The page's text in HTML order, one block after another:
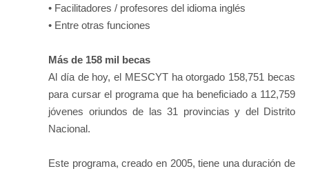
• Facilitadores / profesores del idioma inglés
• Entre otras funciones
Más de 158 mil becas
Al día de hoy, el MESCYT ha otorgado 158,751 becas
para cursar el programa que ha beneficiado a 112,759
jóvenes oriundos de las 31 provincias y del Distrito
Nacional.
Este programa, creado en 2005, tiene una duración de